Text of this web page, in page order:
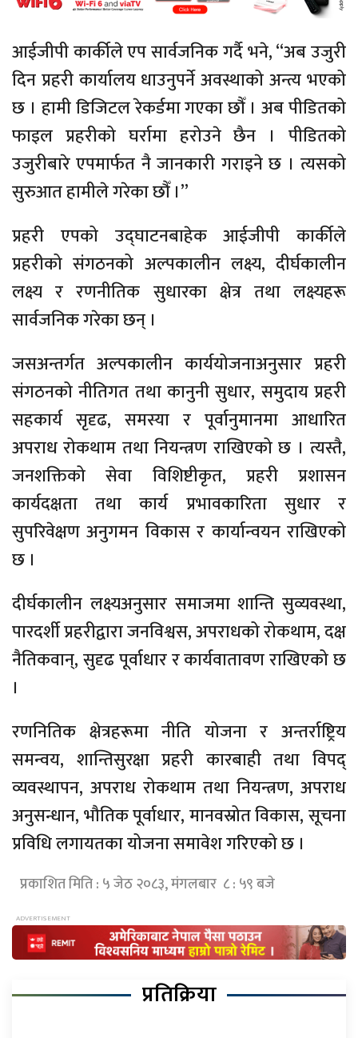
आईजीपी कार्कीले एप सार्वजनिक गर्दै भने, “अब उजुरी
दिन प्रहरी कार्यालय धाउनुपर्ने अवस्थाको अन्त्य भएको
छ । हामी डिजिटल रेकर्डमा गएका छौँ । अब पीडितको
फाइल प्रहरीको घर्रामा हरोउने छैन । पीडितको
उजुरीबारे एपमार्फत नै जानकारी गराइने छ । त्यसको
सुरुआत हामीले गरेका छौँ ।”
प्रहरी एपको उद्घाटनबाहेक आईजीपी कार्कीले
प्रहरीको संगठनको अल्पकालीन लक्ष्य, दीर्घकालीन
लक्ष्य र रणनीतिक सुधारका क्षेत्र तथा लक्ष्यहरू
सार्वजनिक गरेका छन् ।
जसअन्तर्गत अल्पकालीन कार्ययोजनाअनुसार प्रहरी
संगठनको नीतिगत तथा कानुनी सुधार, समुदाय प्रहरी
सहकार्य सृदृढ, समस्या र पूर्वानुमानमा आधारित
अपराध रोकथाम तथा नियन्त्रण राखिएको छ । त्यस्तै,
जनशक्तिको सेवा विशिष्टीकृत, प्रहरी प्रशासन
कार्यदक्षता तथा कार्य प्रभावकारिता सुधार र
सुपरिवेक्षण अनुगमन विकास र कार्यान्वयन राखिएको
छ ।
दीर्घकालीन लक्ष्यअनुसार समाजमा शान्ति सुव्यवस्था,
पारदर्शी प्रहरीद्वारा जनविश्वस, अपराधको रोकथाम, दक्ष
नैतिकवान्, सुदृढ पूर्वाधार र कार्यवातावण राखिएको छ
।
रणनितिक क्षेत्रहरूमा नीति योजना र अन्तर्राष्ट्रिय
समन्वय, शान्तिसुरक्षा प्रहरी कारबाही तथा विपद्
व्यवस्थापन, अपराध रोकथाम तथा नियन्त्रण, अपराध
अनुसन्धान, भौतिक पूर्वाधार, मानवस्रोत विकास, सूचना
प्रविधि लगायतका योजना समावेश गरिएको छ ।
प्रकाशित मिति : ५ जेठ २०८३, मंगलबार ८ : ५९ बजे
प्रतिक्रिया